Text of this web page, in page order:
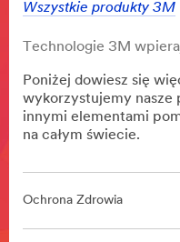
Wszystkie produkty 3M
Technologie 3M
Poniżej dowiesz się
wykorzystujemy nasze
innymi elementami
na całym świecie.
Ochrona Zdrowia